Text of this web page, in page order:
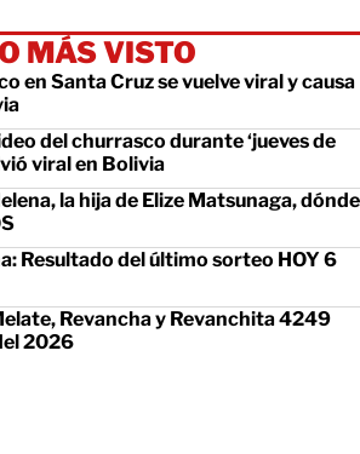
MÁS VISTO
en Santa Cruz se vuelve viral y causa
del churrasco durante ‘jueves de
viral en Bolivia
la hija de Elize Matsunaga, dónde
Resultado del último sorteo HOY 6
Revancha y Revanchita 4249
2026